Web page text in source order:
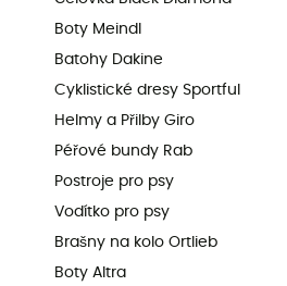
Boty Meindl
Batohy Dakine
Cyklistické dresy Sportful
Helmy a Přilby Giro
Péřové bundy Rab
Postroje pro psy
Vodítko pro psy
Brašny na kolo Ortlieb
Boty Altra